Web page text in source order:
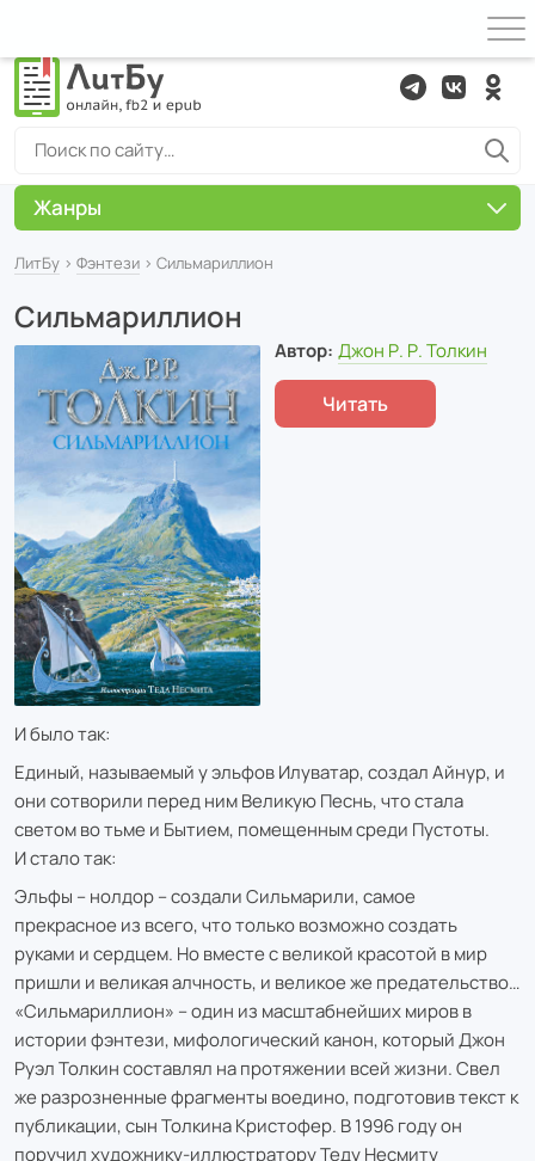
ЛитБу › Фэнтези › Сильмариллион
Сильмариллион
Автор: Джон Р. Р. Толкин
Читать
И было так:
Единый, называемый у эльфов Илуватар, создал Айнур, и
они сотворили перед ним Великую Песнь, что стала
светом во тьме и Бытием, помещенным среди Пустоты.
И стало так:
Эльфы – нолдор – создали Сильмарили, самое
прекрасное из всего, что только возможно создать
руками и сердцем. Но вместе с великой красотой в мир
пришли и великая алчность, и великое же предательство…
«Сильмариллион» – один из масштабнейших миров в
истории фэнтези, мифологический канон, который Джон
Руэл Толкин составлял на протяжении всей жизни. Свел
же разрозненные фрагменты воедино, подготовив текст к
публикации, сын Толкина Кристофер. В 1996 году он
поручил художнику-иллюстратору Теду Несмиту
Жанры